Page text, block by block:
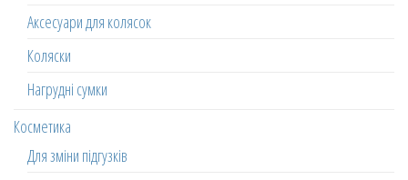
Аксесуари для колясок
Коляски
Нагрудні сумки
Косметика
Для зміни підгузків